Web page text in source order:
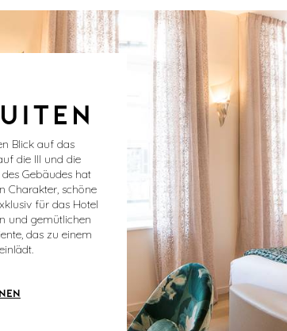
Blick auf das
die Ill und die
Gebäudes hat
Charakter, schöne
für das Hotel
und gemütlichen
das zu einem